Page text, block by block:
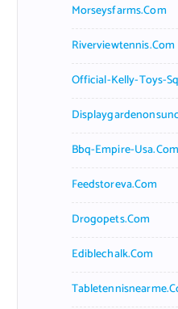
Morseysfarms.com
Riverviewtennis.com
Official-Kelly-Toys-
Bbq-Empire-Usa.com
Feedstoreva.com
Drogopets.com
Ediblechalk.com